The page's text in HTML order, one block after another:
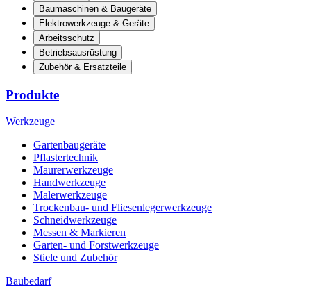
Baumaschinen & Baugeräte
Elektrowerkzeuge & Geräte
Arbeitsschutz
Betriebsausrüstung
Zubehör & Ersatzteile
Produkte
Werkzeuge
Gartenbaugeräte
Pflastertechnik
Maurerwerkzeuge
Handwerkzeuge
Malerwerkzeuge
Trockenbau- und Fliesenlegerwerkzeuge
Schneidwerkzeuge
Messen & Markieren
Garten- und Forstwerkzeuge
Stiele und Zubehör
Baubedarf